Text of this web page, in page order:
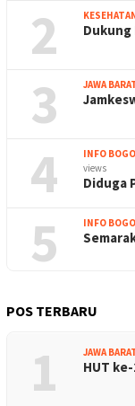
2 Dukung
3 JAWA
4 INFO
views
Diduga
5 INFO
POS TERBARU
1 JAWA
HUT